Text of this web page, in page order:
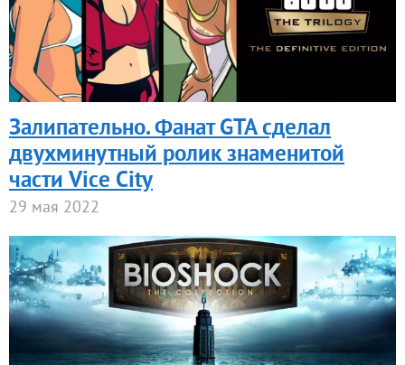
Залипательно. Фанат GTA сделал
двухминутный ролик знаменитой
части Vice City
29 мая 2022